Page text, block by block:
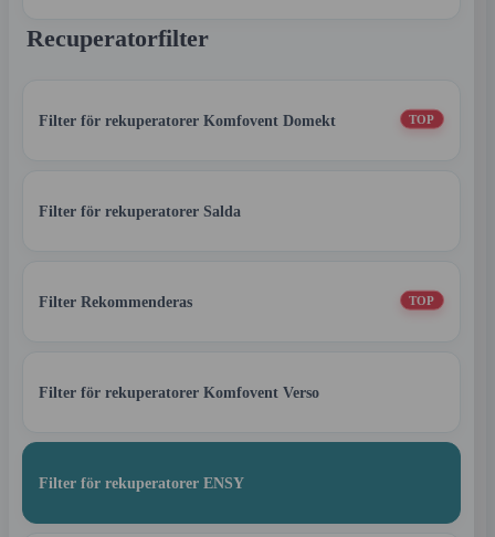
Recuperatorfilter
Filter för rekuperatorer Komfovent Domekt TOP
Filter för rekuperatorer Salda
Filter Rekommenderas TOP
Filter för rekuperatorer Komfovent Verso
Filter för rekuperatorer ENSY